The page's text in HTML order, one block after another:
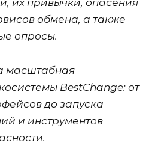
их привычки, опасения
обмена, а также
опросы.
масштабная
BestChange: от
до запуска
и инструментов